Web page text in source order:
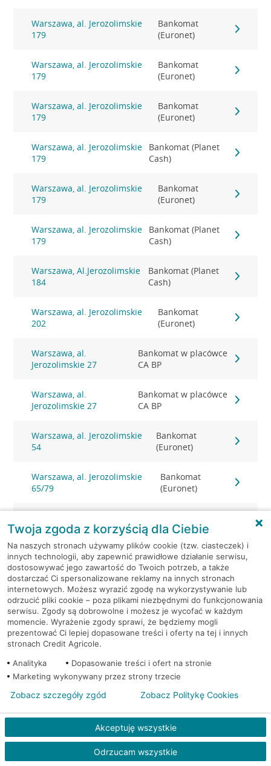
Warszawa, al. Jerozolimskie
179
Bankomat
(Euronet)
Warszawa, al. Jerozolimskie
179
Bankomat
(Euronet)
Warszawa, al. Jerozolimskie
179
Bankomat
(Euronet)
Warszawa, al. Jerozolimskie
179
Bankomat (Planet
Cash)
Warszawa, al. Jerozolimskie
179
Bankomat
(Euronet)
Warszawa, al. Jerozolimskie
179
Bankomat (Planet
Cash)
Warszawa, Al.Jerozolimskie
184
Bankomat (Planet
Cash)
Warszawa, al. Jerozolimskie
202
Bankomat
(Euronet)
Warszawa, al.
Jerozolimskie 27
Bankomat w placówce
CA BP
Warszawa, al.
Jerozolimskie 27
Bankomat w placówce
CA BP
Warszawa, al. Jerozolimskie
54
Bankomat
(Euronet)
Warszawa, al. Jerozolimskie
65/79
Bankomat
(Euronet)
65/79
(Euronet)
Warszawa, Al.Jerozolimskie
87
Bankomat (Planet
Cash)
Warszawa, al. Jerozolimskie -
podziemia
Bankomat
(Euronet)
Warszawa, al. Józefa
Bankomat
Warszawa, al. KEN 19 Bankomat (Euronet)
Warszawa, al. KEN 20 Bankomat (Euronet)
Warszawa, al. KEN 36 Bankomat (Euronet)
Twoja zgoda z korzyścią dla Ciebie
Na naszych stronach używamy plików cookie (tzw. ciasteczek) i
innych technologii, aby zapewnić prawidłowe działanie serwisu,
dostosowywać jego zawartość do Twoich potrzeb, a także
dostarczać Ci spersonalizowane reklamy na innych stronach
internetowych. Możesz wyrazić zgodę na wykorzystywanie lub
odrzucić pliki cookie – poza plikami niezbędnymi do funkcjonowania
serwisu. Zgody są dobrowolne i możesz je wycofać w każdym
momencie. Wyrażenie zgody sprawi, że będziemy mogli
prezentować Ci lepiej dopasowane treści i oferty na tej i innych
stronach Credit Agricole.
Analityka
Dopasowanie treści i ofert na stronie
Marketing wykonywany przez strony trzecie
Akceptuję wszystkie
Odrzucam wszystkie
Zobacz szczegóły zgód Zobacz Politykę Cookies